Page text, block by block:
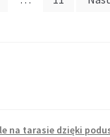
na tarasie dzięki